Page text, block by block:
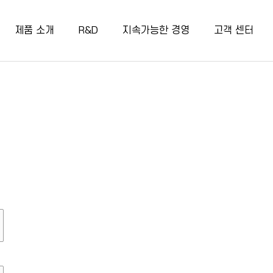
제품 소개 R&D 지속가능한 경영 고객 센터